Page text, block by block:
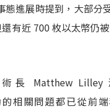
態進展時提到，大部
有近 700 枚以太幣仍
術長 Matthew
的相關問題都已從前